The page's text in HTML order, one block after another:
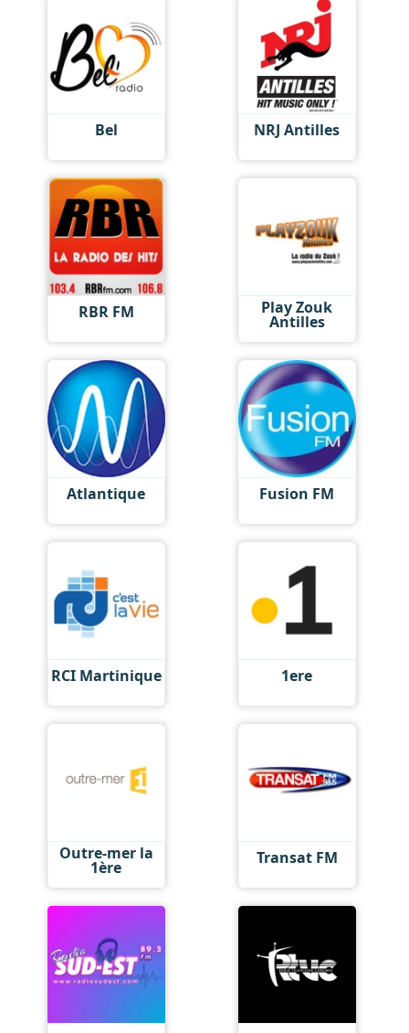
Bel NRJ Antilles
RBR FM Play Zouk
Antilles
Atlantique Fusion FM
RCI Martinique 1ere
Outre-mer la
1ère Transat FM